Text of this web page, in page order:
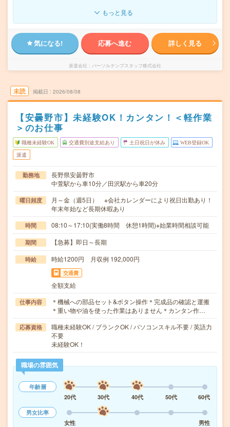
もっと見る
気になる! 応募へ進む 詳しく見る
派遣会社 パーソルテンプスタッフ株式会社
未読 掲載日 2026/08/08
【安曇野市】未経験OK！カンタン！＜軽作業
＞のお仕事
職種未経験OK 交通費別途支給あり 土日祝日が休み WEB登録OK
派遣
勤務地
長野県安曇野市
中萱駅から車10分／田沢駅から車20分
曜日頻度
月～金（週5日） ※会社カレンダーにより祝日出勤あり！
年末年始など長期休暇あり
時間 08:10～17:10(実働8時間 休憩1時間)※始業時間相談可能
期間 【急募】即日～長期
時給 時給1200円 月収例 192,000円
交通費
全額支給
仕事内容
＊機械への部品セット&ボタン操作＊完成品の確認と運搬
＊重い物や油を使った作業はありません＊カンタン作…
応募資格
職種未経験OK / ブランクOK / パソコンスキル不要 / 英語力
不要
未経験OK！
職場の雰囲気
年齢層
20代
30代 40代 50代
60代
男女比率
女性
男性